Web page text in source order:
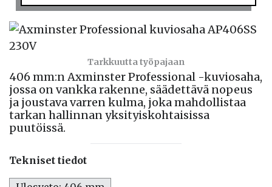
Tarkkuutta työpajaan
406 mm:n Axminster Professional -kuviosaha,
jossa on vankka rakenne, säädettävä nopeus
ja joustava varren kulma, joka mahdollistaa
tarkan hallinnan yksityiskohtaisissa
puutöissä.
Tekniset tiedot